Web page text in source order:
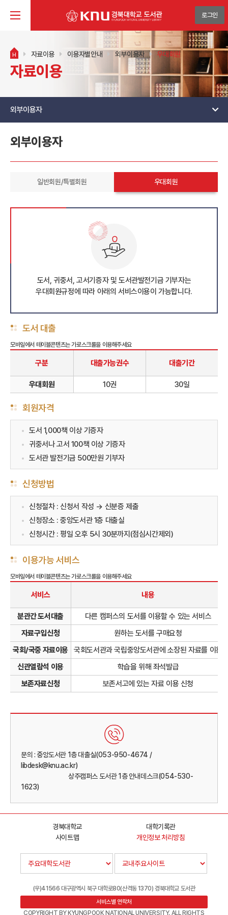
로그인
H 자료이용 이용자별안내 외부이용자 우대회원
자료이용
외부이용자
외부이용자
일반회원/특별회원 우대회원
도서, 귀중서, 고서기증자 및 도서관발전기금 기부자는
우대회원규정에 따라 아래의 서비스이용이 가능합니다.
도서 대출
구분 대출가능권수 대출기간
우대회원 10권 30일
회원자격
도서 1,000책 이상 기증자
귀중서나 고서 100책 이상 기증자
도서관 발전기금 500만원 기부자
신청방법
신청절차 : 신청서 작성 → 신분증 제출
신청장소 : 중앙도서관 1층 대출실
신청시간 : 평일 오후 5시 30분까지(점심시간제외)
이용가능 서비스
서비스 내용
분관간 도서대출
다른 캠퍼스의 도서를 이용할 수 있는 서비스
자료구입신청
원하는 도서를 구매요청
국회/국중 자료이용
국회도서관과 국립중앙도서관에 소장된 자료를 이용
신관열람석 이용
학습을 위해 좌석발급
보존자료신청
보존서고에 있는 자료 이용 신청
문의 : 중앙도서관 1층 대출실(053-950-4674 /
libdesk@knu.ac.kr)
상주캠퍼스 도서관 1층 안내데스크(054-530-
1623)
경북대학교
대학기록관
사이트맵
개인정보 처리방침
(우)41566 대구광역시 북구 대학로80(산격동 1370) 경북대학교 도서관
서비스별 연락처
COPYRIGHT BY KYUNGPOOK NATIONAL UNIVERSITY. ALL RIGHTS